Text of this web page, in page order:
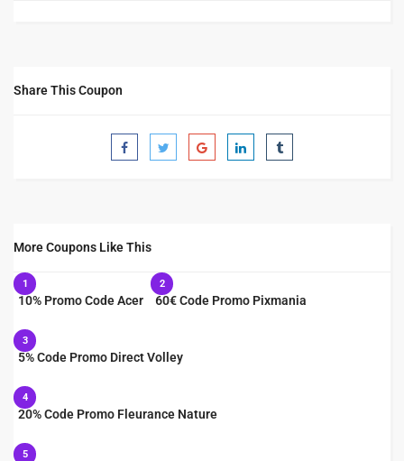
Share This Coupon
More Coupons Like This
1
10% Promo Code Acer
2
60€ Code Promo Pixmania
3
5% Code Promo Direct Volley
4
20% Code Promo Fleurance Nature
5